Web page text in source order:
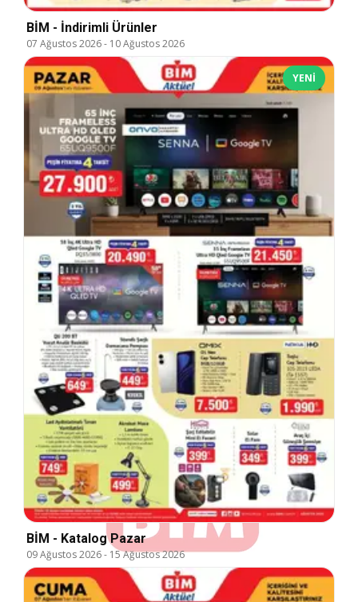
BİM - İndirimli Ürünler
07 Ağustos 2026- 10 Ağustos 2026
YENI
BİM - Katalog Pazar
09 Ağustos 2026- 15 Ağustos 2026